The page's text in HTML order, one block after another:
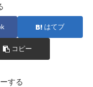
はてブ
コピー
する